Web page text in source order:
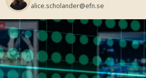
alice.scholander@efn.se